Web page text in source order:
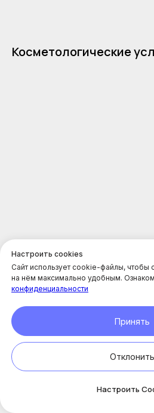
Косметологические
Консультация врачей в
Настроить cookies
Сайт использует cookie-файлы, чтобы
на нём максимально удобным.
конфиденциальности
Принять
Отклонить
Настроить